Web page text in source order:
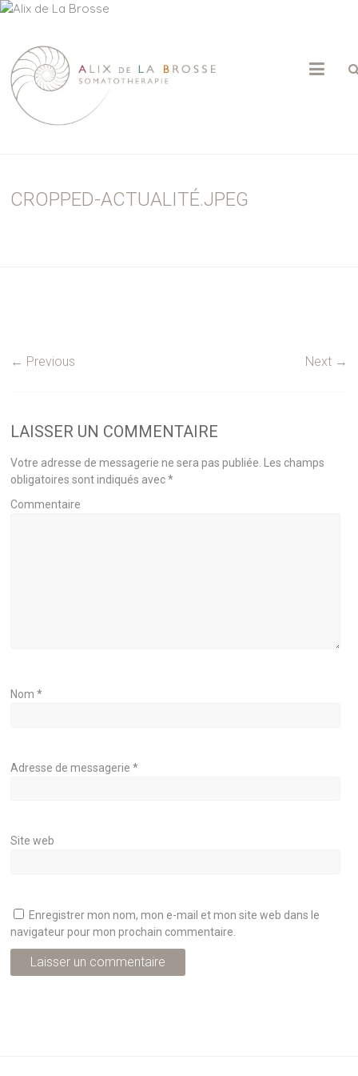
ALIX
DE
Psychothérapie
CROPPED-ACTUALITÉ.JPEG
← Previous Next →
LAISSER UN COMMENTAIRE
Votre adresse de messagerie ne sera pas publiée.
Les champs
obligatoires sont indiqués avec*
Commentaire
Nom*
Adresse de messagerie*
Site web
Enregistrer mon nom, mon e-mail et mon site web dans le
navigateur pour mon prochain commentaire.